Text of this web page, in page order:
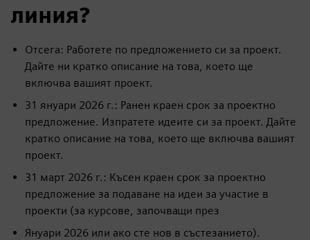
линия?
Отсега: Работете по предложението си за проект.
Дайте ни кратко описание на това, което ще
включва вашият проект.
31 януари 2026 г.: Ранен краен срок за проектно
предложение. Изпратете идеите си за проект. Дайте
кратко описание на това, което ще включва вашият
проект.
31 март 2026 г.: Късен краен срок за проектно
предложение за подаване на идеи за участие в
проекти (за курсове, започващи през
Януари 2026 или ако сте нов в състезанието).